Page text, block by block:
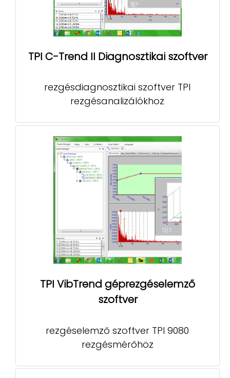
TPI C-Trend II Diagnosztikai szoftver
rezgésdiagnosztikai szoftver TPI
rezgésanalizálókhoz
TPI VibTrend géprezgéselemző
szoftver
rezgéselemző szoftver TPI 9080
rezgésmérőhöz